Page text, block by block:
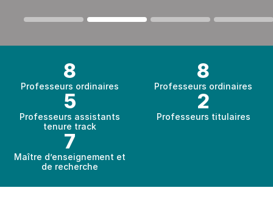
8
Professeurs ordinaires
8
Professeurs ordinaires
5
Professeurs assistants
tenure track
2
Professeurs titulaires
7
Maître d’enseignement et
de recherche